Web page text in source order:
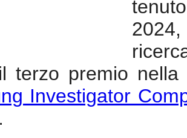
terzo premio
Investigator